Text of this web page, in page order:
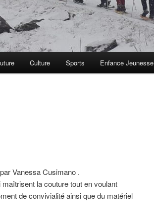
Culture Sports Enfance Jeunesse
par Vanessa Cusimano .
la couture tout en voulant
de convivialité ainsi que du matériel